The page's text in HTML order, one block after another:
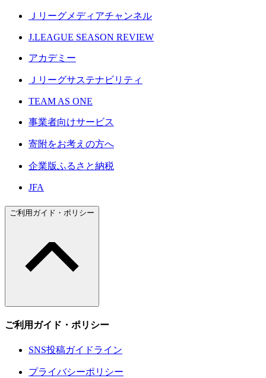
Ｊリーグメディアチャンネル
J.LEAGUE SEASON REVIEW
アカデミー
Ｊリーグサステナビリティ
TEAM AS ONE
事業者向けサービス
寄附をお考えの方へ
企業版ふるさと納税
JFA
ご利用ガイド・ポリシー
ご利用ガイド・ポリシー
SNS投稿ガイドライン
プライバシーポリシー